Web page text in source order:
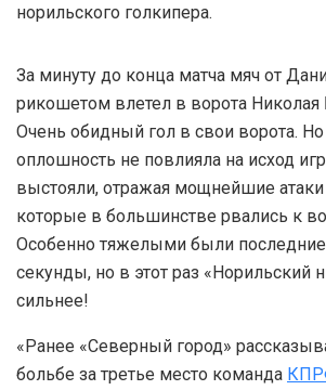
норильского голкипера.
За минуту до конца матча мяч от
рикошетом влетел в ворота Николая
Очень обидный гол в свои ворота. Но
оплошность не повлияла на исход
выстояли, отражая мощнейшие
которые в большинстве рвались к
Особенно тяжелыми были
секунды, но в этот раз «Норильский
сильнее!
«Ранее «Северный город»
больбе за третье место команда